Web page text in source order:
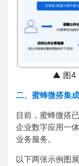
▲ 图4
二、蜜蜂微搭集
目前，蜜蜂微搭
企业数字应用一
业务服务。
以下两张示例图